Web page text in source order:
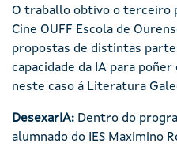
O traballo obtivo o terceiro
Cine OUFF Escola de
propostas de distintas
capacidade da IA para
neste caso á Literatura
DesexarIA: Dentro do
alumnado do IES Maximino